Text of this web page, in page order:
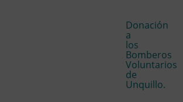
Donación
a
los
Bomberos
Voluntarios
de
Unquillo.